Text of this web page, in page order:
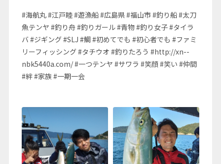
#海航丸 #江戸睦 #遊漁船 #広島県 #福山市 #釣り船 #太刀
魚テンヤ #釣り舟 #釣りガール #青物 #釣り女子 #タイラ
バ #ジギング #SLJ #鯛 #初めてでも #初心者でも #ファミ
リーフィッシング #タチウオ #釣りたろう #http://xn--
nbk5440a.com/ #一つテンヤ #サワラ #笑顔 #笑い #仲間
#絆 #家族 #一期一会